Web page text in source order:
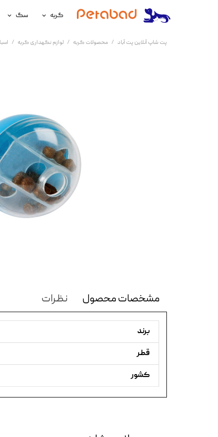
گربه
غذای گربه
سگ
غذای سگ
پت شاپ آنلاین پت آباد محصولات گربه لوازم نگهداری گربه
مشخصات محصول نظرات
برند
قطر
کشور